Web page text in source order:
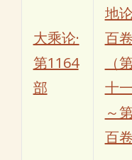
大乘论·
第1164
部
地
百卷
（
十
～
百卷